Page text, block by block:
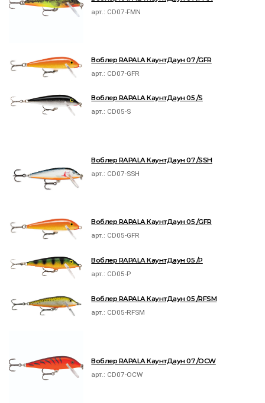
арт.: CD07-FMN
Воблер RAPALA КаунтДаун 07 /GFR
арт.: CD07-GFR
Воблер RAPALA КаунтДаун 05 /S
арт.: CD05-S
Воблер RAPALA КаунтДаун 07 /SSH
арт.: CD07-SSH
Воблер RAPALA КаунтДаун 05 /GFR
арт.: CD05-GFR
Воблер RAPALA КаунтДаун 05 /P
арт.: CD05-P
Воблер RAPALA КаунтДаун 05 /RFSM
арт.: CD05-RFSM
Воблер RAPALA КаунтДаун 07 /OCW
арт.: CD07-OCW